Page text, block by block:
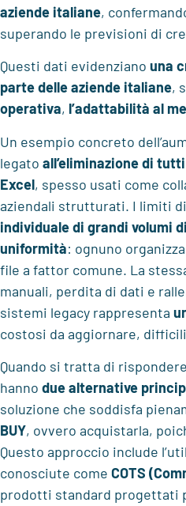
aziende italiane,
superando le previsioni di
Questi dati evidenziano una
parte delle aziende italiane,
operativa, l’adattabilità al
Un esempio concreto
legato all’eliminazione di
Excel, spesso usati come
aziendali strutturati. I limiti
individuale di grandi volumi
uniformità: ognuno
file a fattor comune. La
manuali, perdita di dati e
sistemi legacy rappresenta
costosi da aggiornare,
Quando si tratta di
hanno due alternative
soluzione che soddisfa
BUY, ovvero acquistarla,
Questo approccio include
conosciute come COTS
prodotti standard progettati